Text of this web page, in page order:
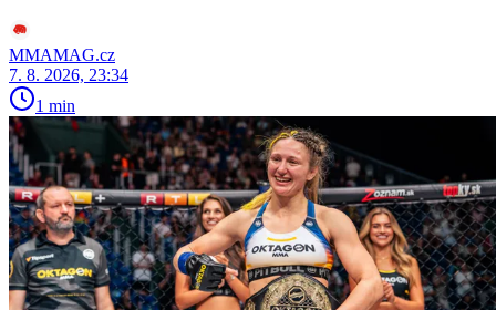
MMAMAG.cz
7. 8. 2026, 23:34
1 min